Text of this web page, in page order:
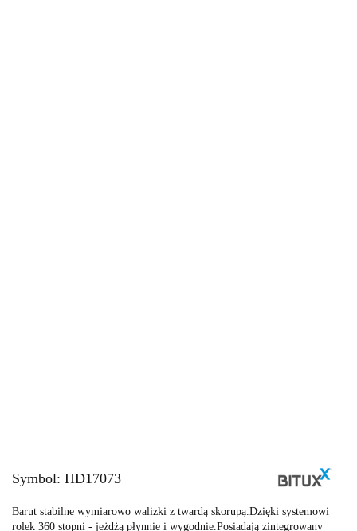
Symbol: HD17073
Barut stabilne wymiarowo walizki z twardą skorupą.Dzięki systemowi
rolek 360 stopni - jeżdżą płynnie i wygodnie.Posiadają zintegrowany